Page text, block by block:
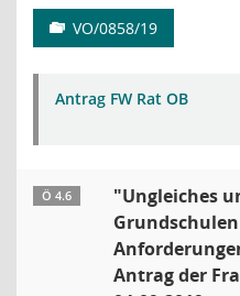
VO/0858/19
Antrag FW Rat OB
Ö 4.6
"Ungleiches
Antrag der